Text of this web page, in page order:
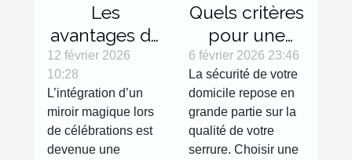
Les
avantages de
l'intégration
d'un miroir
magique lors
de
célébrations
12 février 2026
10:28
L’intégration d’un
miroir magique lors
de célébrations est
devenue une
Quels critères
pour une
serrure haute
sécurité
efficace ?
6 février 2026 23:46
La sécurité de votre
domicile repose en
grande partie sur la
qualité de votre
serrure. Choisir une